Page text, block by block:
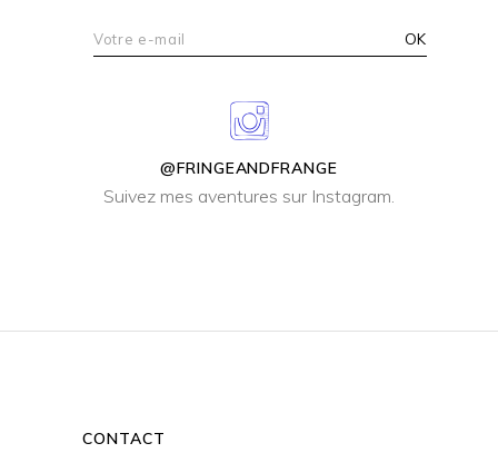
@FRINGEANDFRANGE
Suivez mes aventures sur Instagram.
CONTACT